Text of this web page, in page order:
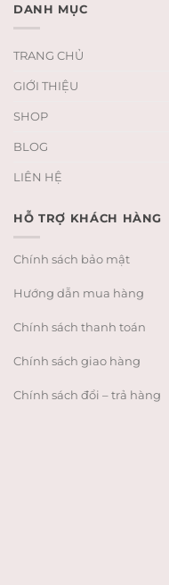
DANH MỤC
TRANG CHỦ
GIỚI THIỆU
SHOP
BLOG
LIÊN HỆ
HỖ TRỢ KHÁCH HÀNG
Chính sách bảo mật
Hướng dẫn mua hàng
Chính sách thanh toán
Chính sách giao hàng
Chính sách đổi – trả hàng